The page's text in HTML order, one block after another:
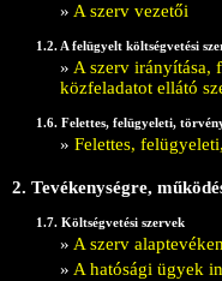
» A szerv vezetői
1.2. A felügyelt költségvetési
» A szerv irányítása,
közfeladatot ellátó
1.6. Felettes, felügyeleti,
» Felettes,
2. Tevékenységre,
1.7. Költségvetési szervek
» A szerv
» A hatósági ügyek